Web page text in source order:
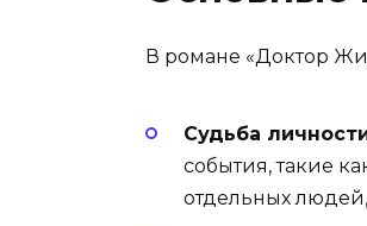
В романе «Доктор
Судьба
события, такие
отдельных